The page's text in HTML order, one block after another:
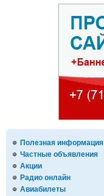
Полезная информация
Частные объявления
Акции
Радио онлайн
Авиабилеты